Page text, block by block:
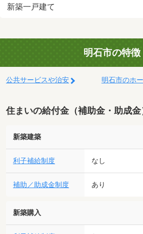
新築一戸建て
明石市の特徴
公共サービスや治安 明石市のホ
住まいの給付金（補助金・助成金
新築建築
利子補給制度 なし
補助／助成金制度 あり
新築購入